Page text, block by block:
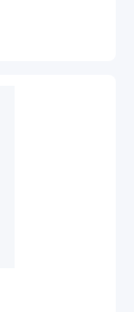
、数据资源体
的服务能力。
、饿了么等主流
区。